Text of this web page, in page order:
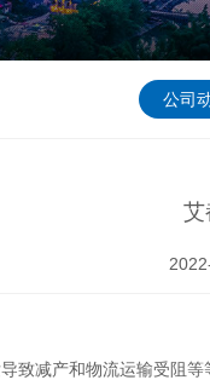
公司
艾
致减产和物流运输受阻